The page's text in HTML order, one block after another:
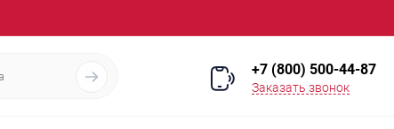
+7 (800) 500-44-87
Заказать звонок